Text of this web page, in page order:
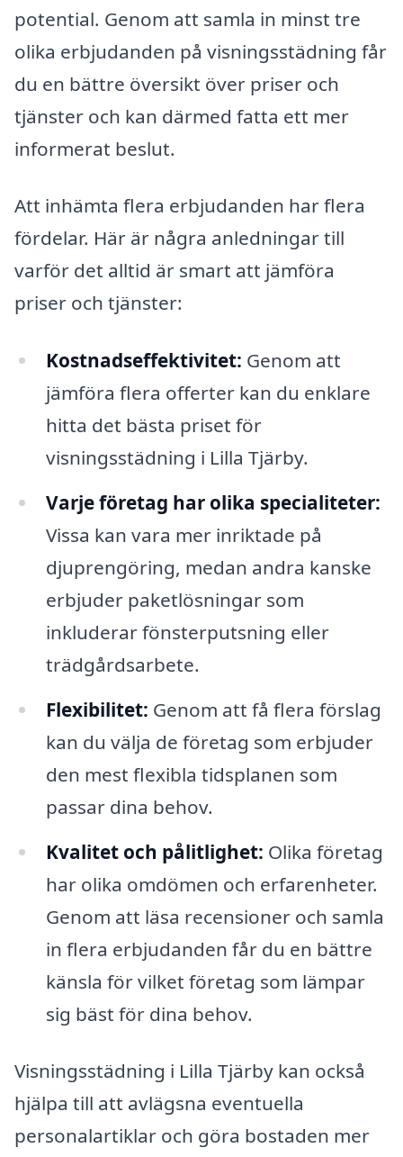
potential. Genom att samla in minst tre
olika erbjudanden på visningsstädning får
du en bättre översikt över priser och
tjänster och kan därmed fatta ett mer
informerat beslut.
Att inhämta flera erbjudanden har flera
fördelar. Här är några anledningar till
varför det alltid är smart att jämföra
priser och tjänster:
Kostnadseffektivitet: Genom att
jämföra flera offerter kan du enklare
hitta det bästa priset för
visningsstädning i Lilla Tjärby.
Varje företag har olika specialiteter:
Vissa kan vara mer inriktade på
djuprengöring, medan andra kanske
erbjuder paketlösningar som
inkluderar fönsterputsning eller
trädgårdsarbete.
Flexibilitet: Genom att få flera förslag
kan du välja de företag som erbjuder
den mest flexibla tidsplanen som
passar dina behov.
Kvalitet och pålitlighet: Olika företag
har olika omdömen och erfarenheter.
Genom att läsa recensioner och samla
in flera erbjudanden får du en bättre
känsla för vilket företag som lämpar
sig bäst för dina behov.
Visningsstädning i Lilla Tjärby kan också
hjälpa till att avlägsna eventuella
personalartiklar och göra bostaden mer